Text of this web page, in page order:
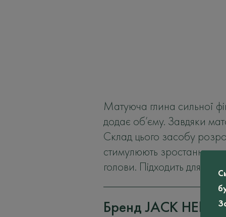
Матуюча глина сильної
додає об’єму. Завдяки
Склад цього засобу
стимулюють зростання
голови. Підходить для всіх
Бренд JACK HENRY